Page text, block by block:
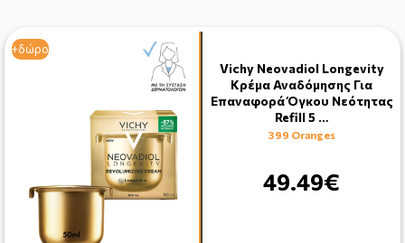
+δώρο
Vichy Neovadiol Longevity
Κρέμα Αναδόμησης Για
Επαναφορά Όγκου Νεότητας
Refill 5 …
399 Oranges
49.49€